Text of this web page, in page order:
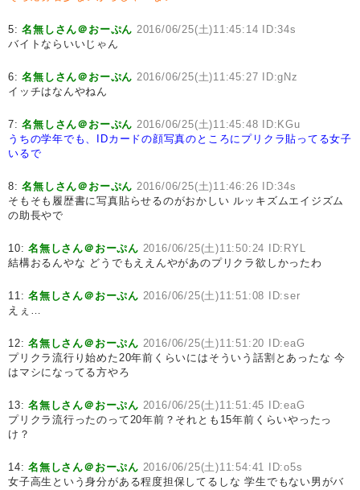
5:名無しさん＠おーぷん 2016/06/25(土)11:45:14 ID:34s
バイトならいいじゃん
6:名無しさん＠おーぷん 2016/06/25(土)11:45:27 ID:gNz
イッチはなんやねん
7:名無しさん＠おーぷん 2016/06/25(土)11:45:48 ID:KGu
うちの学年でも、IDカードの顔写真のところにプリクラ貼ってる女子
いるで
8:名無しさん＠おーぷん 2016/06/25(土)11:46:26 ID:34s
そもそも履歴書に写真貼らせるのがおかしい ルッキズムエイジズム
の助長やで
10:名無しさん＠おーぷん 2016/06/25(土)11:50:24 ID:RYL
結構おるんやな どうでもええんやがあのプリクラ欲しかったわ
11:名無しさん＠おーぷん 2016/06/25(土)11:51:08 ID:ser
えぇ…
12:名無しさん＠おーぷん 2016/06/25(土)11:51:20 ID:eaG
プリクラ流行り始めた20年前くらいにはそういう話割とあったな 今
はマシになってる方やろ
13:名無しさん＠おーぷん 2016/06/25(土)11:51:45 ID:eaG
プリクラ流行ったのって20年前？それとも15年前くらいやったっ
け？
14:名無しさん＠おーぷん 2016/06/25(土)11:54:41 ID:o5s
女子高生という身分がある程度担保してるしな 学生でもない男がバ